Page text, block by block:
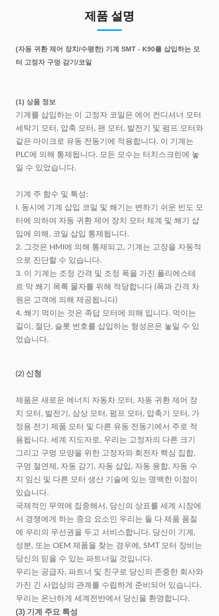
제품 설명
(자동 귀환 제어 장치/수평한) 기계 SMT - K90를 삽입하는 모
터 고정자 구멍 감기/코일
(1) 상품 정보
기계를 삽입하는 이 고정자 코일은 에어 컨디셔너 모터
세탁기 모터, 압축 모터, 팬 모터, 발전기 및 펌프 모터와
같은 마이크로 유동 전동기에 적용합니다. 이 기계는
PLC에 의해 통제됩니다. 모든 모수는 터치스크린에 놓
일 수 있었습니다.
기계 주 함수 및 특성:
l. 동시에 기계 삽입 코일 및 쐐기는 변하기 쉬운 빈도 모
터에 의하여 자동 귀환 제어 장치 모터 체계 및 쐐기 삽
입에 의해, 코일 삽입 통제됩니다.
2. 그것은 HMI에 의해 통제되고, 기계는 고장을 자동적
으로 진단할 수 있습니다.
3. 이 기계는 조정 간격 및 조정 폭을 가진 폴리에스테
르 막 쐐기 목록 물자를 위해 적당합니다 (폭과 간격 차
원은 고객에 의해 제공됩니다)
4. 쐐기 먹이는 것은 족답 모터에 의해 입니다. 먹이는
길이, 절단, 슬롯 번호를 삽입하는 형성은은 놓일 수 있
었습니다.
(2) 신청
제품은 새로운 에너지 자동차 모터, 자동 귀환 제어 장
치 모터, 발전기, 삼상 모터, 펌프 모터, 압축기 모터, 가
정용 전기 제품 모터 및 다른 유동 전동기에서 주로 적
용됩니다. 세계 지도자로, 우리는 고정자의 다른 크기
그리고 구멍 모양을 위한 고정자와 회전자 핵심 집합,
구멍 절연제, 자동 감기, 자동 삽입, 자동 융합, 자동 수
지 임신 및 다른 모터 생산 기술에 있는 명백한 이점이
있습니다.
국제적인 무역에 집중해서, 당신의 상표를 세계 시장에
서 경쟁에게 하는 중요 요소인 우리는 둘 다 제품 품질
에 우리의 우선권을 두고 서비스합니다. 당신이 기계,
성분, 또는 OEM 제품을 찾는 경우에, SMT 모터 장비는
당신의 믿을 수 있는 파트너일 것입니다.
우리는 공급자, 파트너 및 친구로 당신의 존중한 회사와
가진 긴 사업상의 관계를 수립하게 준비되어 있습니다.
우리는 온난하게 세계전반에서 당신을 환영합니다.
(3) 기계 주요 특성